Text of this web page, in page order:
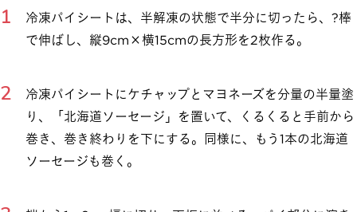
冷凍パイシートは、半解凍の状態で半分に切ったら、?棒
で伸ばし、縦9cm×横15cmの長方形を2枚作る。
冷凍パイシートにケチャップとマヨネーズを分量の半量塗
り、「北海道ソーセージ」を置いて、くるくると手前から
巻き、巻き終わりを下にする。同様に、もう1本の北海道
ソーセージも巻く。